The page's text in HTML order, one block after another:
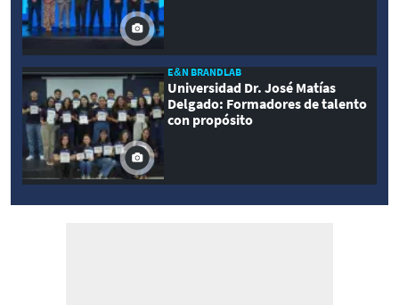
E&N BRANDLAB
Universidad Dr. José Matías
Delgado: Formadores de talento
con propósito